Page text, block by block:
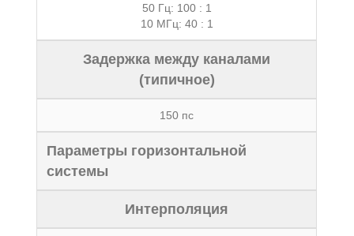
50 Гц: 100 : 1
10 МГц: 40 : 1
Задержка между каналами
(типичное)
150 пс
Параметры горизонтальной
системы
Интерполяция